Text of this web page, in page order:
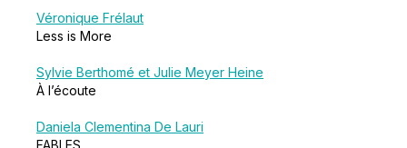
Véronique Frélaut
Less is More
Sylvie Berthomé et Julie Meyer Heine
À l’écoute
Daniela Clementina De Lauri
FABLES